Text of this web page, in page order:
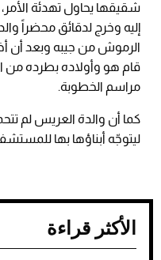
شقيقها يحاول تهدئة
إليه وخرج لدقائق محضراً
الرموش من جيبه وبعد أن
قام هو وأولاده بطرده من
مراسم الخطوبة.
كما أن والدة العريس لم
ليتوجّه أبناؤها بها
الأكثر قراءة